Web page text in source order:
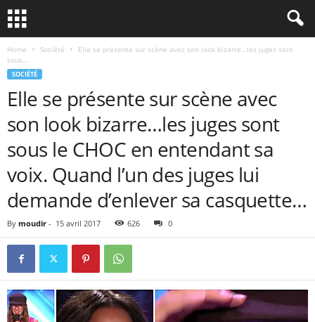
Home Société
Elle se présente sur scène avec son look bizarre…les juges sont
sous...
SOCIÉTÉ
Elle se présente sur scène avec
son look bizarre…les juges sont
sous le CHOC en entendant sa
voix. Quand l’un des juges lui
demande d’enlever sa casquette…
By moudir - 15 avril 2017 626 0